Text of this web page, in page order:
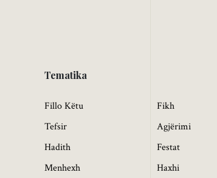
Tematika
Fillo Këtu
Tefsir
Hadith
Menhexh
Fikh
Agjërimi
Festat
Haxhi